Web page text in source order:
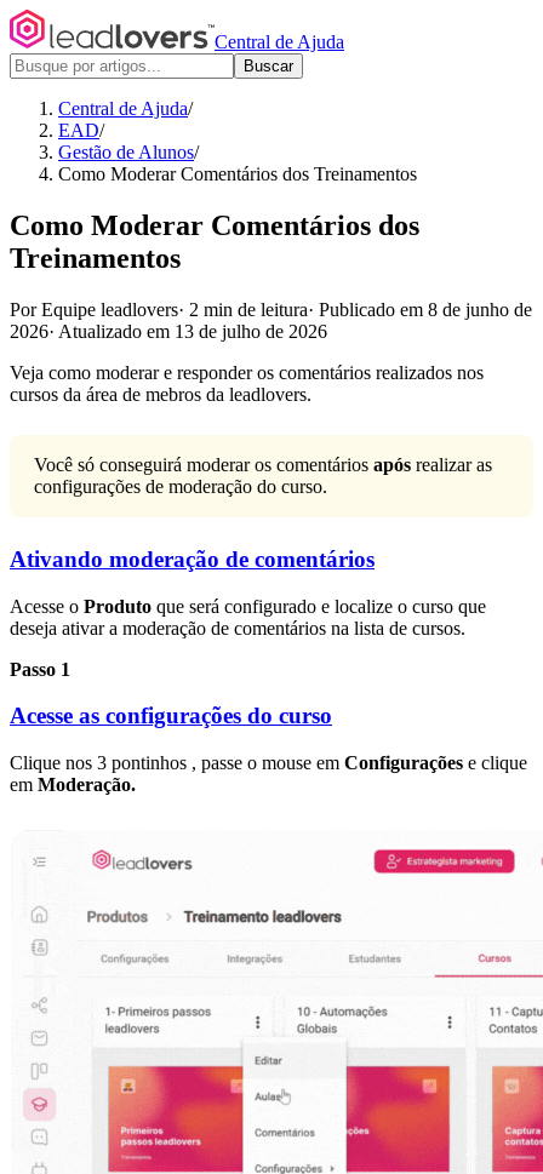
Central de Ajuda
Buscar
Central de Ajuda/
EAD/
Gestão de Alunos/
Como Moderar Comentários dos Treinamentos
Como Moderar Comentários dos
Treinamentos
Por Equipe leadlovers· 2 min de leitura· Publicado em 8 de junho de
2026· Atualizado em 13 de julho de 2026
Veja como moderar e responder os comentários realizados nos
cursos da área de mebros da leadlovers.
Você só conseguirá moderar os comentários após realizar as
configurações de moderação do curso.
Ativando moderação de comentários
Acesse o Produto que será configurado e localize o curso que
deseja ativar a moderação de comentários na lista de cursos.
Passo 1
Acesse as configurações do curso
Clique nos 3 pontinhos , passe o mouse em Configurações e clique
em Moderação.